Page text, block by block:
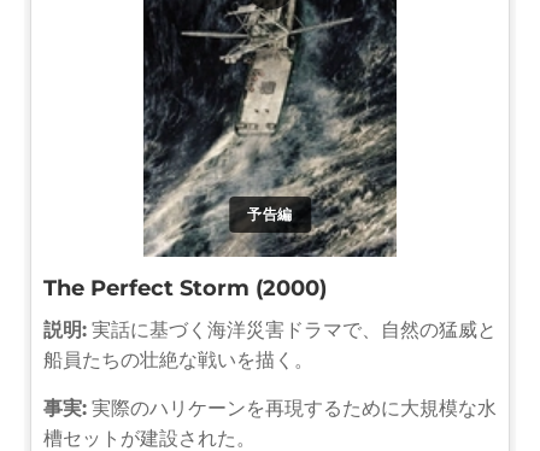
予告編
The Perfect Storm (2000)
説明: 実話に基づく海洋災害ドラマで、自然の猛威と
船員たちの壮絶な戦いを描く。
事実: 実際のハリケーンを再現するために大規模な水
槽セットが建設された。